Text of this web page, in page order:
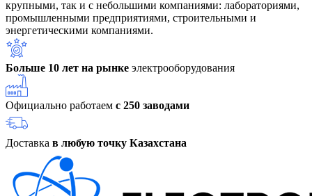
крупными, так и с небольшими компаниями: лабораториями,
промышленными предприятиями, строительными и
энергетическими компаниями.
Больше 10 лет на рынке электрооборудования
Официально работаем с 250 заводами
Доставка в любую точку Казахстана